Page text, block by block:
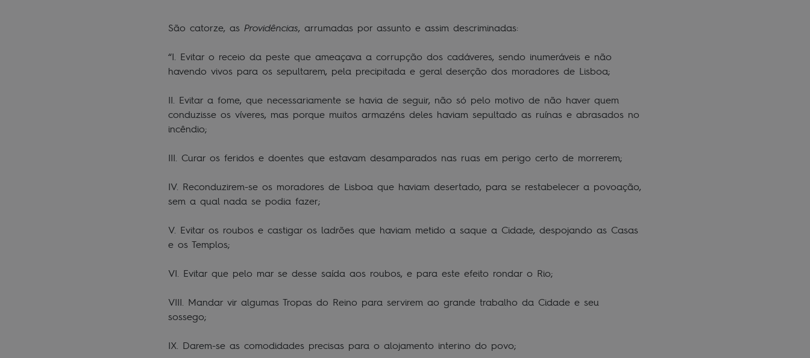
São catorze, asProvidências, arrumadas por assunto e assim descriminadas:
“I. Evitar o receio da peste que ameaçava a corrupção dos cadáveres, sendo inumeráveis e não
havendo vivos para os sepultarem, pela precipitada e geral deserção dos moradores de Lisboa;
II. Evitar a fome, que necessariamente se havia de seguir, não só pelo motivo de não haver quem
conduzisse os víveres, mas porque muitos armazéns deles haviam sepultado as ruínas e abrasados no
incêndio;
III. Curar os feridos e doentes que estavam desamparados nas ruas em perigo certo de morrerem;
IV. Reconduzirem-se os moradores de Lisboa que haviam desertado, para se restabelecer a povoação,
sem a qual nada se podia fazer;
V. Evitar os roubos e castigar os ladrões que haviam metido a saque a Cidade, despojando as Casas
e os Templos;
VI. Evitar que pelo mar se desse saída aos roubos, e para este efeito rondar o Rio;
VIII. Mandar vir algumas Tropas do Reino para servirem ao grande trabalho da Cidade e seu
sossego;
IX. Darem-se as comodidades precisas para o alojamento interino do povo;